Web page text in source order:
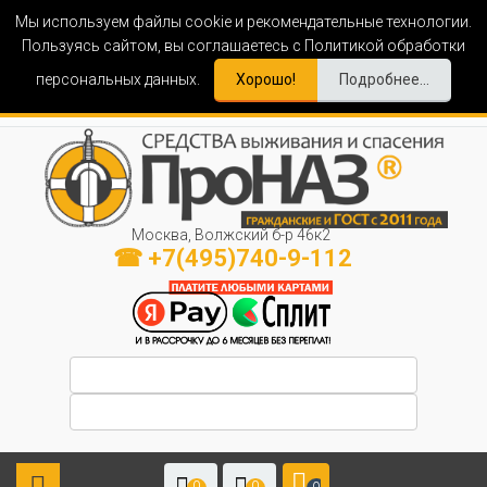
Мы используем файлы cookie и рекомендательные технологии.
Пользуясь сайтом, вы соглашаетесь с Политикой обработки
персональных данных.
Хорошо! Подробнее...
Москва, Волжский б-р 46к2
☎ +7(495)740-9-112